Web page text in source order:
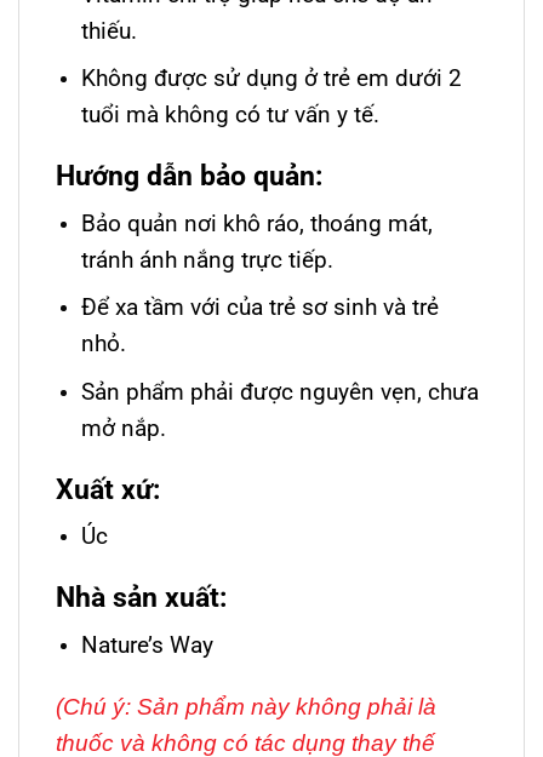
thiếu.
Không được sử dụng ở trẻ em dưới 2
tuổi mà không có tư vấn y tế.
Hướng dẫn bảo quản:
Bảo quản nơi khô ráo, thoáng mát,
tránh ánh nắng trực tiếp.
Để xa tầm với của trẻ sơ sinh và trẻ
nhỏ.
Sản phẩm phải được nguyên vẹn, chưa
mở nắp.
Xuất xứ:
Úc
Nhà sản xuất:
Nature’s Way
(Chú ý: Sản phẩm này không phải là
thuốc và không có tác dụng thay thế